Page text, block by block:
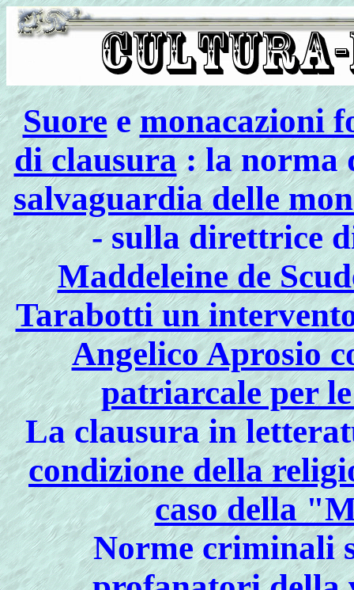
Suoreemonacazioni
di clausura: la norma
salvaguardia delle
- sulla direttrice
Maddeleine de
Tarabotti un
Angelico Aprosio
patriarcale per
La clausura in
condizione della
caso della
Norme criminali